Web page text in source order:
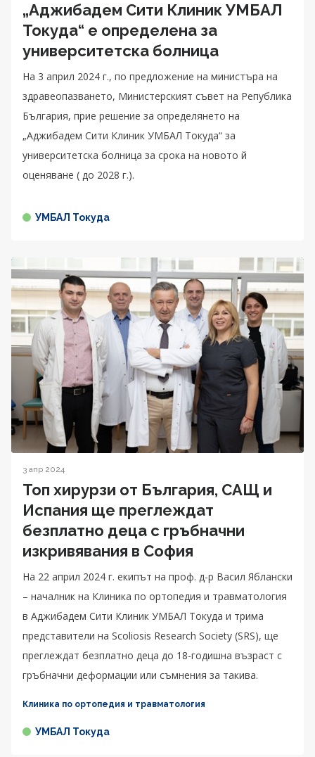
„Аджибадем Сити Клиник УМБАЛ
Токуда“ е определена за
университетска болница
На 3 април 2024 г., по предложение на министъра на
здравеопазването, Министерският съвет на Република
България, прие решение за определянето на
„Аджибадем Сити Клиник УМБАЛ Токуда“ за
университетска болница за срока на новото й
оценяване ( до 2028 г.).
УМБАЛ Токуда
3 апр 2024
Топ хирурзи от България, САЩ и
Испания ще преглеждат
безплатно деца с гръбначни
изкривявания в София
На 22 април 2024 г. екипът на проф. д-р Васил Яблански
– началник на Клиника по ортопедия и травматология
в Аджибадем Сити Клиник УМБАЛ Токуда и трима
представители на Scoliosis Research Society (SRS), ще
преглеждат безплатно деца до 18-годишна възраст с
гръбначни деформации или съмнения за такива.
Клиника по ортопедия и травматология
УМБАЛ Токуда